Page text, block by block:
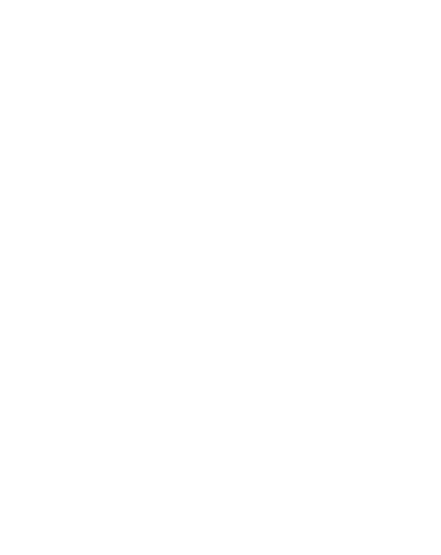
pernikahan murah online 24 jam